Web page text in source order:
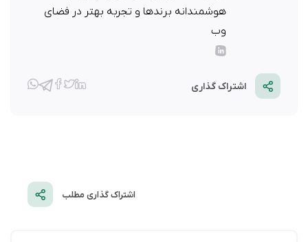
هوشمندانه برندها و تجربه بهتر در فضای
وب
اشتراک گذاری
اشتراک گذاری مطلب